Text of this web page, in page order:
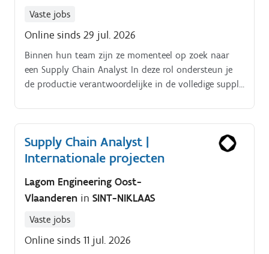
Vaste jobs
Online sinds 29 jul. 2026
Binnen hun team zijn ze momenteel op zoek naar
een Supply Chain Analyst In deze rol ondersteun je
de productie verantwoordelijke in de volledige supply
grondstoffen, productiematerialen en verpakkingen
tijdig geplaatst en correct opgevolgd worden.
Supply Chain Analyst |
Internationale projecten
Lagom Engineering Oost-
Vlaanderen in SINT-NIKLAAS
Vaste jobs
Online sinds 11 jul. 2026